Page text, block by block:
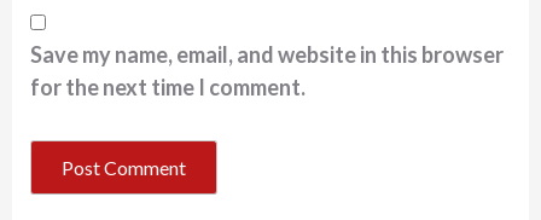
Save my name, email, and website in this browser
for the next time I comment.